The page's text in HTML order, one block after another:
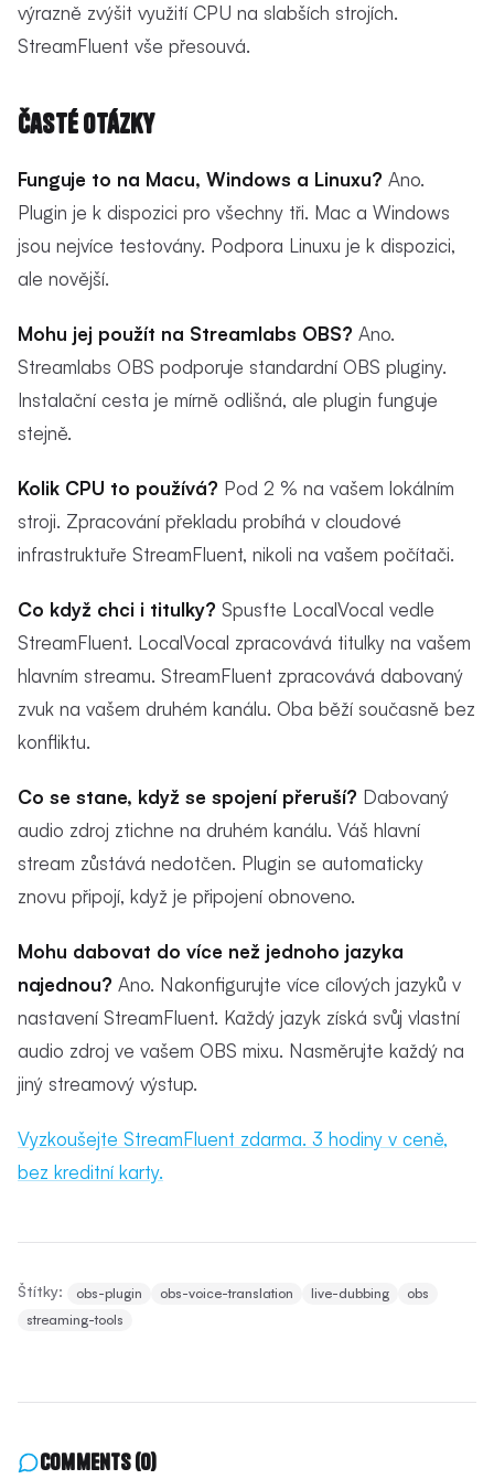
výrazně zvýšit využití CPU na slabších strojích.
StreamFluent vše přesouvá.
Časté otázky
Funguje to na Macu, Windows a Linuxu? Ano.
Plugin je k dispozici pro všechny tři. Mac a Windows
jsou nejvíce testovány. Podpora Linuxu je k dispozici,
ale novější.
Mohu jej použít na Streamlabs OBS? Ano.
Streamlabs OBS podporuje standardní OBS pluginy.
Instalační cesta je mírně odlišná, ale plugin funguje
stejně.
Kolik CPU to používá? Pod 2 % na vašem lokálním
stroji. Zpracování překladu probíhá v cloudové
infrastruktuře StreamFluent, nikoli na vašem počítači.
Co když chci i titulky? Spusťte LocalVocal vedle
StreamFluent. LocalVocal zpracovává titulky na vašem
hlavním streamu. StreamFluent zpracovává dabovaný
zvuk na vašem druhém kanálu. Oba běží současně bez
konfliktu.
Co se stane, když se spojení přeruší? Dabovaný
audio zdroj ztichne na druhém kanálu. Váš hlavní
stream zůstává nedotčen. Plugin se automaticky
znovu připojí, když je připojení obnoveno.
Mohu dabovat do více než jednoho jazyka
najednou? Ano. Nakonfigurujte více cílových jazyků v
nastavení StreamFluent. Každý jazyk získá svůj vlastní
audio zdroj ve vašem OBS mixu. Nasměrujte každý na
jiný streamový výstup.
Vyzkoušejte StreamFluent zdarma. 3 hodiny v ceně,
bez kreditní karty.
Štítky: obs-plugin obs-voice-translation live-dubbing
obs
streaming-tools
Comments(0)